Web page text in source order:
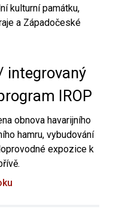
kulturní památku,
a Západočeské
integrovaný
IROP
obnova havarijního
hamru, vybudování
expozice k